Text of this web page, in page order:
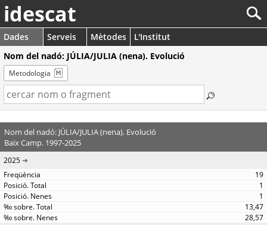
idescat
Dades Serveis Mètodes
L'Institut
Nom del nadó: JÚLIA/JULIA (nena). Evolució
Metodologia
Nom del nadó: JÚLIA/JULIA (nena). Evolució
Baix Camp. 1997-2025
2025
19
1
1
13,47
28,57